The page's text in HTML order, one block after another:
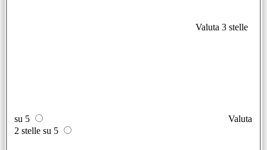
Valuta 3 stelle
su 5
Valuta
2 stelle su 5